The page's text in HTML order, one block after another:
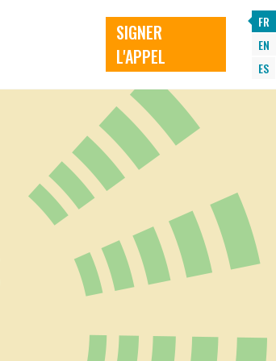
SIGNER
L'APPEL
FR
EN
ES